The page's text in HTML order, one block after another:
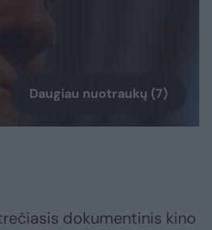
Daugiau nuotraukų (7)
dokumentinis kino